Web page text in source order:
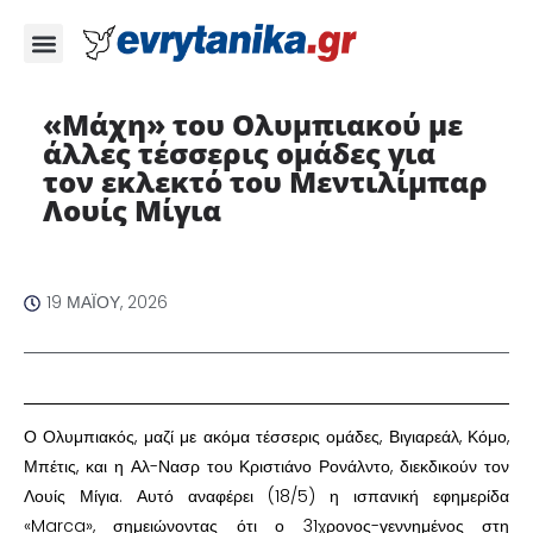
«Μάχη» του Ολυμπιακού με
άλλες τέσσερις ομάδες για
τον εκλεκτό του Μεντιλίμπαρ
Λουίς Μίγια ​
19 ΜΑΪ́ΟΥ, 2026
​Ο Ολυμπιακός, μαζί με ακόμα τέσσερις ομάδες, Βιγιαρεάλ, Κόμο,
Μπέτις, και η Αλ-Νασρ του Κριστιάνο Ρονάλντο, διεκδικούν τον
Λουίς Μίγια. Αυτό αναφέρει (18/5) η ισπανική εφημερίδα
«Marca», σημειώνοντας ότι ο 31χρονος-γεννημένος στη